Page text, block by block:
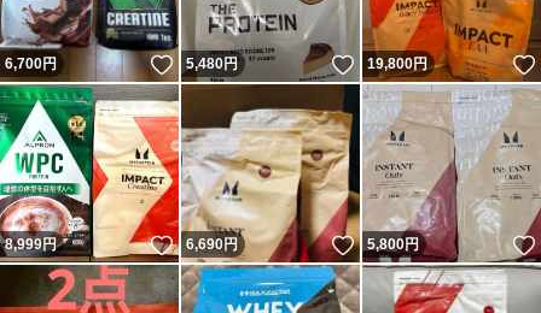
6,700円 いいね！
5,480円 いいね！
19,800円
8,999円 いいね！
6,690円 いいね！
5,800円